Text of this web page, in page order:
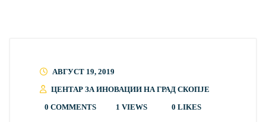
АВГУСТ 19, 2019
ЦЕНТАР ЗА ИНОВАЦИИ НА ГРАД СКОПЈЕ
0 COMMENTS
1 VIEWS 0 LIKES